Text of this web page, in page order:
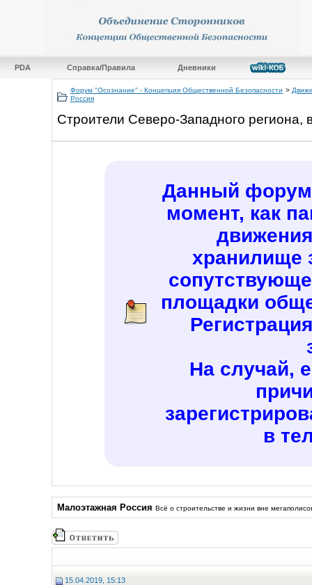
PDA Справка/Правила Дневники
Форум "Осознание" - Концепция Общественной Безопасности >
Россия
Строители Северо-Западного региона,
Данный форум
момент, как
хранилище
площадки
На случай,
в
Малоэтажная Россия Всё о строительстве и жизни вне
15.04.2019, 15:13